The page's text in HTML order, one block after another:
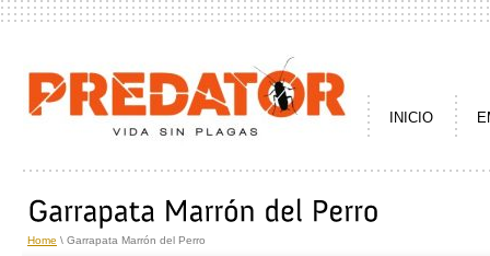
INICIO
Home \ Garrapata Marrón del Perro